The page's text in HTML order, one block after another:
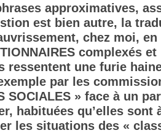
approximatives,
est bien autre, la
chez moi,
complexés
ressentent une furie
par les
SOCIALES » face à un
habituées qu’elles sont
les situations des «